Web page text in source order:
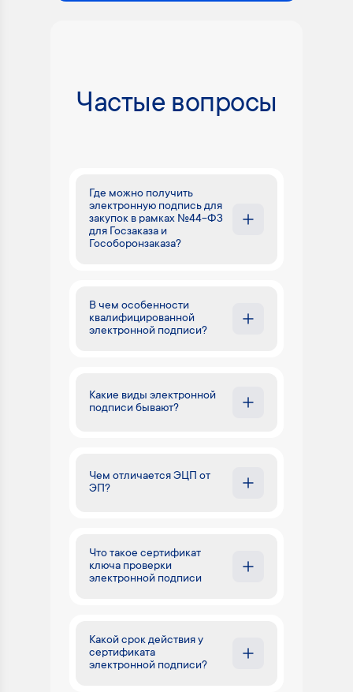
Частые вопросы
Где можно получить
электронную подпись для
закупок в рамках №44-ФЗ
для Госзаказа и
Гособоронзаказа?
В чем особенности
квалифицированной
электронной подписи?
Какие виды электронной
подписи бывают?
Чем отличается ЭЦП от
ЭП?
Что такое сертификат
ключа проверки
электронной подписи
Какой срок действия у
сертификата
электронной подписи?